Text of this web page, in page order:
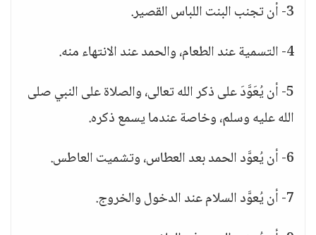
3- أن تجنب البنت اللباس القصير.
4- التسمية عند الطعام، والحمد عند الانتهاء منه.
5- أن يُعَوَّدَ على ذكر الله تعالى، والصلاة على النبي صلى
الله عليه وسلم، وخاصة عندما يسمع ذكره.
6- أن يُعوَّد الحمد بعد العطاس، وتشميت العاطس.
7- أن يُعوَّد السلام عند الدخول والخروج.